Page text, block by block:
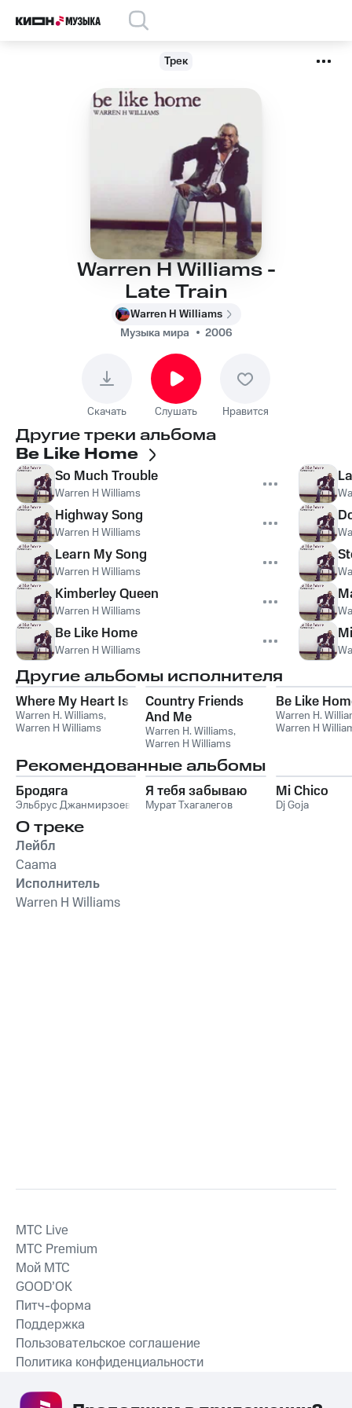
Трек
Warren H Williams -
Late Train
Warren H Williams
Музыка мира
2006
Скачать Слушать Нравится
Другие треки альбома
Be Like Home
So Much Trouble
Warren H Williams
Highway Song
Warren H Williams
Learn My Song
Warren H Williams
Kimberley Queen
Warren H Williams
Be Like Home
Warren H Williams
Другие альбомы исполнителя
Where My Heart Is
Warren H. Williams,
Warren H Williams
Country Friends
And Me
Warren H. Williams,
Warren H Williams
Be Like
Warren H.
Warren H
Рекомендованные альбомы
Бродяга
Эльбрус Джанмирзоев
Я тебя забываю
Мурат Тхагалегов
Mi Chico
Dj Goja
О треке
Лейбл
Caama
Исполнитель
Warren H Williams
MTС Live
MTС Premium
Мой МТС
GOOD’OK
Питч-форма
Поддержка
Пользовательское соглашение
Политика конфиденциальности